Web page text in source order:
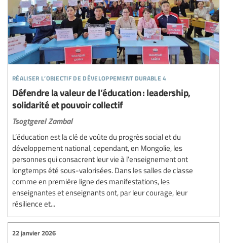
réaliser l’objectif de développement durable 4
Défendre la valeur de l’éducation : leadership,
solidarité et pouvoir collectif
Tsogtgerel Zambal
L’éducation est la clé de voûte du progrès social et du
développement national, cependant, en Mongolie, les
personnes qui consacrent leur vie à l’enseignement ont
longtemps été sous-valorisées. Dans les salles de classe
comme en première ligne des manifestations, les
enseignantes et enseignants ont, par leur courage, leur
résilience et...
22 janvier 2026